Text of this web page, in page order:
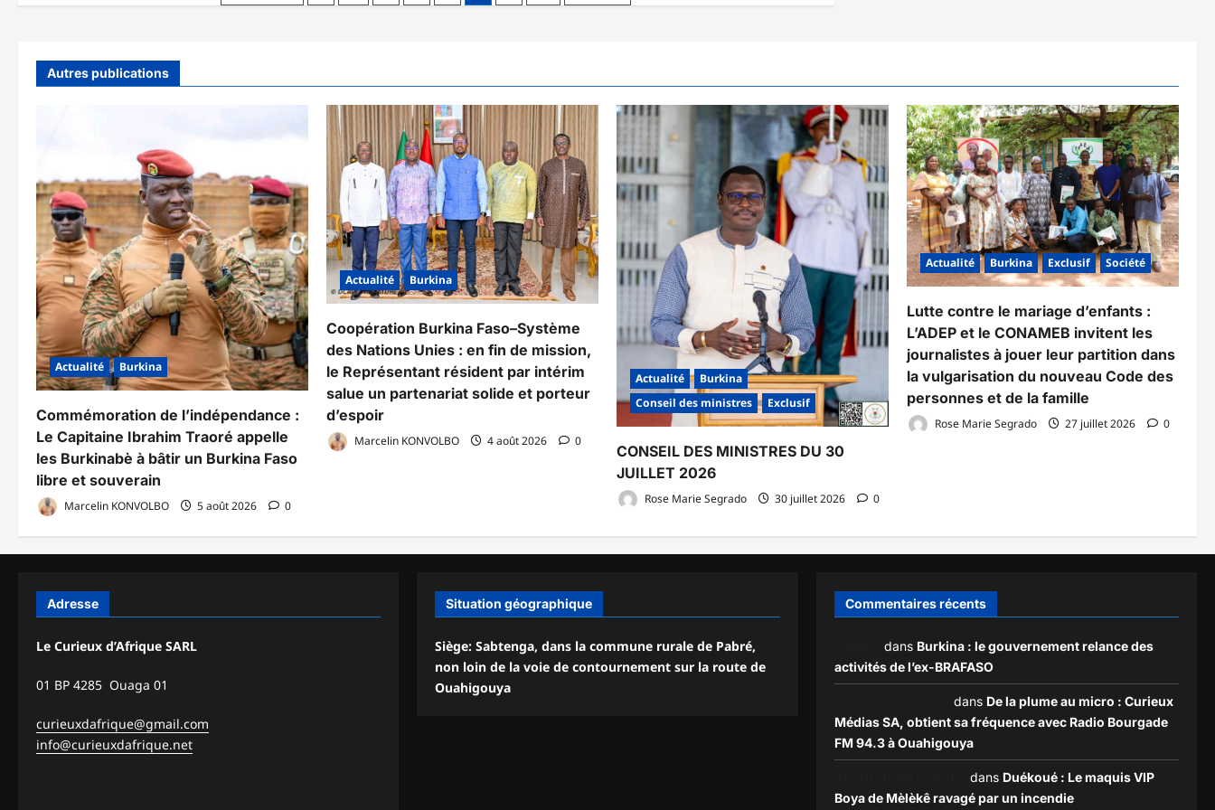
NOMINATION
CROTTY
NONCE
APOSTOLIQUE
Autres publications
Actualité Burkina
Commémoration de l’indépendance :
Le Capitaine Ibrahim Traoré appelle
les Burkinabè à bâtir un Burkina Faso
libre et souverain
Marcelin KONVOLBO 5 août 2026 0
Actualité Burkina
Coopération Burkina Faso–Système
des Nations Unies : en fin de mission,
le Représentant résident par intérim
salue un partenariat solide et porteur
d’espoir
Marcelin KONVOLBO 4 août 2026 0
Actualité
Burkina
Conseil des ministres
Exclusif
CONSEIL DES MINISTRES DU 30
JUILLET 2026
Rose Marie Segrado 30 juillet 2026 0
Actualité Burkina Exclusif Société
Lutte contre le mariage d’enfants :
L’ADEP et le CONAMEB invitent les
journalistes à jouer leur partition dans
la vulgarisation du nouveau Code des
personnes et de la famille
Rose Marie Segrado 27 juillet 2026 0
Adresse
Le Curieux d’Afrique SARL
01 BP 4285 Ouaga 01
curieuxdafrique@gmail.com
info@curieuxdafrique.net
Situation géographique
Siège: Sabtenga, dans la commune rurale de Pabré,
non loin de la voie de contournement sur la route de
Ouahigouya
Commentaires récents
dans Burkina : le gouvernement relance des
activités de l’ex-BRAFASO
dans De la plume au micro : Curieux
Médias SA, obtient sa fréquence avec Radio Bourgade
FM 94.3 à Ouahigouya
dans Duékoué : Le maquis VIP
Boya de Mèlèkê ravagé par un incendie